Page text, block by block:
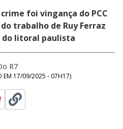
foi vingança do PCC
trabalho de Ruy Ferraz
do litoral paulista
R7
EM 17/09/2025 - 07H17)